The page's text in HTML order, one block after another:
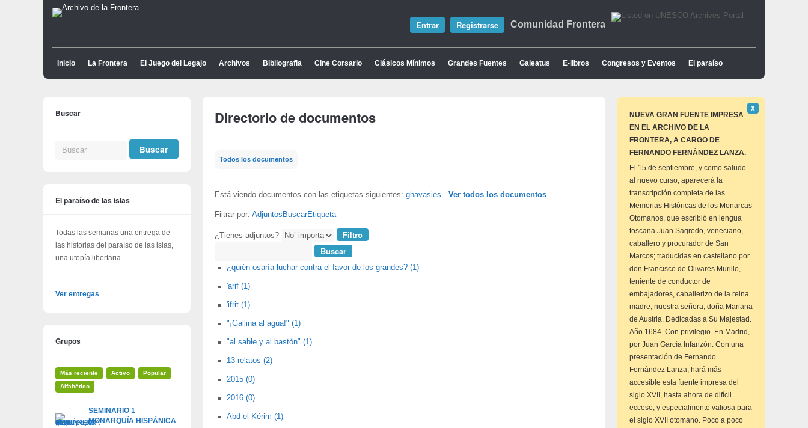
Comunidad Frontera
Entrar Registrarse
Inicio La Frontera El Juego del Legajo Archivos Bibliografia Cine Corsario Clásicos Mínimos Grandes Fuentes Galeatus E-libros Congresos y Eventos El paraíso
Directorio de documentos
Todos los documentos
Está viendo documentos con las etiquetas siguientes: ghavasies - Ver todos los documentos
Filtrar por: Adjuntos BuscarEtiqueta
¿Tienes adjuntos?
¿quién osaría luchar contra el favor de los grandes? (1)
'arif (1)
'ifrit (1)
"¡Gallina al agua!" (1)
"al sable y al bastón" (1)
13 relatos (2)
2015 (0)
2016 (0)
Abd-el-Kérim (1)
Buscar
El paraíso de las islas
Todas las semanas una entrega de
las historias del paraíso de las islas,
una utopía libertaria.
Ver entregas
Grupos
Más reciente Activo
Popular
Alfabético
SEMINARIO 1
MONARQUÍA HISPÁNICA
NUEVA GRAN FUENTE IMPRESA
EN EL ARCHIVO DE LA
FRONTERA, A CARGO DE
FERNANDO FERNÁNDEZ LANZA.
Descartar
este
Χ
El 15 de septiembre, y como saludo
al nuevo curso, aparecerá la
transcripción completa de las
Memorias Históricas de los Monarcas
Otomanos, que escribió en lengua
toscana Juan Sagredo, veneciano,
caballero y procurador de San
Marcos; traducidas en castellano por
don Francisco de Olivares Murillo,
teniente de conductor de
embajadores, caballerizo de la reina
madre, nuestra señora, doña Mariana
de Austria. Dedicadas a Su Majestad.
Año 1684. Con privilegio. En Madrid,
por Juan García Infanzón. Con una
presentación de Fernando
Fernández Lanza, hará más
accesible esta fuente impresa del
siglo XVII, hasta ahora de difícil
ecceso, y especialmente valiosa para
el siglo XVII otomano. Poco a poco